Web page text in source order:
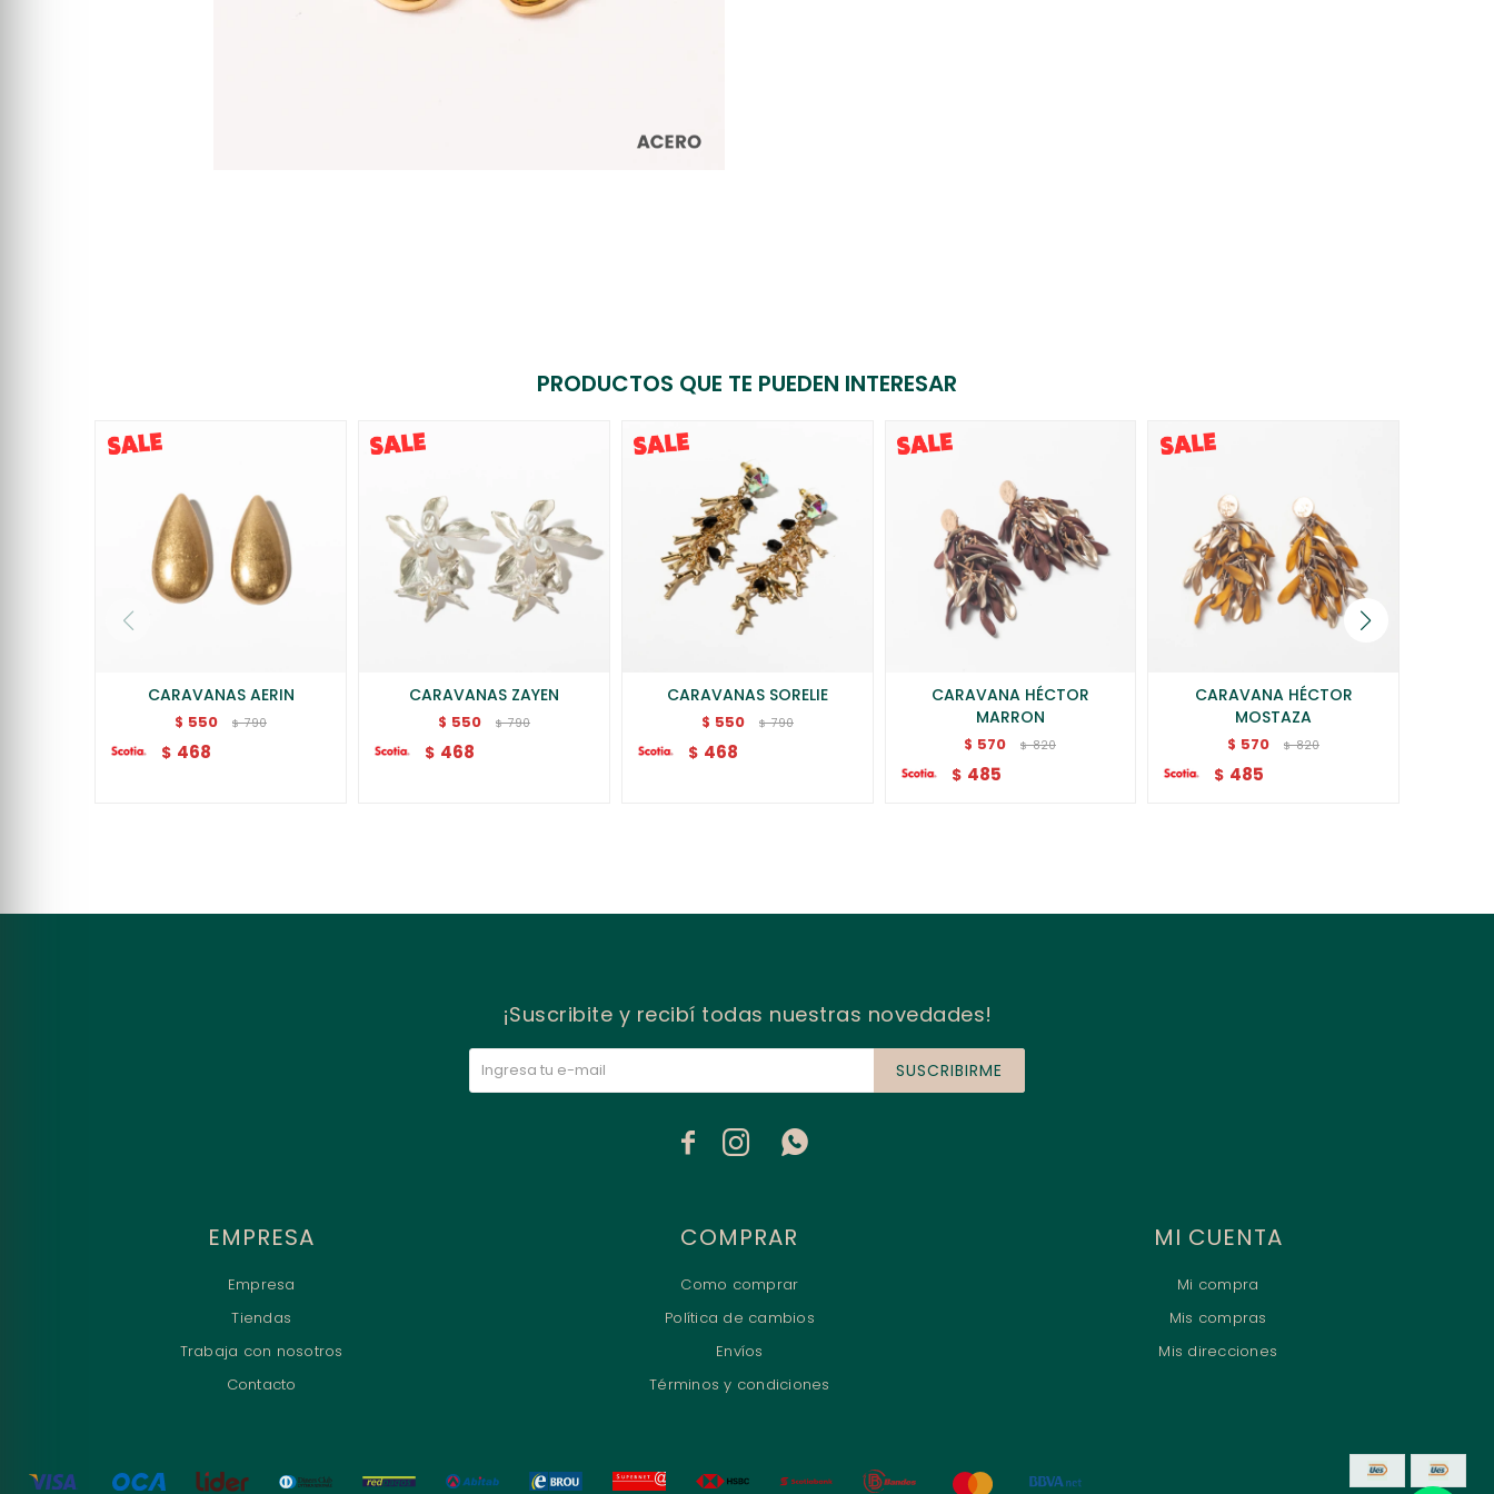
PRODUCTOS QUE TE PUEDEN INTERESAR
CARAVANAS AERIN
$ 550 $ 790
$ 468
CARAVANAS ZAYEN
$ 550 $ 790
$ 468
CARAVANAS SORELIE
$ 550 $ 790
$ 468
CARAVANA HÉCTOR
MARRON
$ 570 $ 820
$ 485
CARAVANA HÉCTOR
MOSTAZA
$ 570 $ 820
$ 485
EMPRESA
Empresa
Tiendas
Trabaja con nosotros
Contacto
COMPRAR
Como comprar
Política de cambios
Envíos
Términos y condiciones
MI CUENTA
Mi compra
Mis compras
Mis direcciones
¡Suscribite y recibí todas nuestras novedades!
SUSCRIBIRME
  